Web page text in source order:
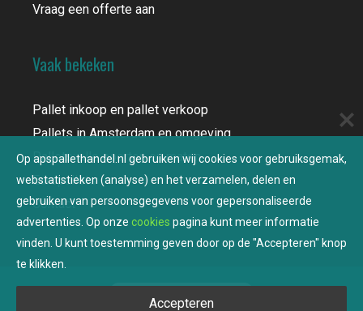
Vraag een offerte aan
Vaak bekeken
Pallet inkoop en pallet verkoop
Pallets in Amsterdam en omgeving
Pallets: alle soorten en maten
Europallets
Contact
Op apspallethandel.nl gebruiken wij cookies voor gebruiksgemak,
webstatistieken (analyse) en het verzamelen, delen en
gebruiken van persoonsgegevens voor gepersonaliseerde
advertenties. Op onze cookies pagina kunt meer informatie
vinden. U kunt toestemming geven door op de "Accepteren" knop
te klikken.
Accepteren